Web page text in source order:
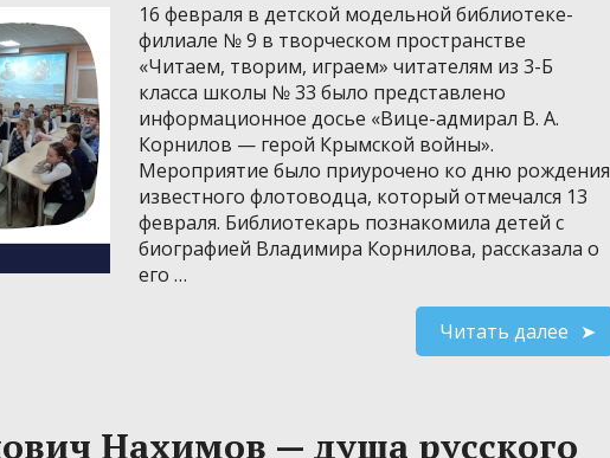
16 февраля в детской модельной библиотеке-
филиале № 9 в творческом пространстве
«Читаем, творим, играем» читателям из 3-Б
класса школы № 33 было представлено
информационное досье «Вице-адмирал В. А.
Корнилов — герой Крымской войны».
Мероприятие было приурочено ко дню рождения
известного флотоводца, который отмечался 13
февраля. Библиотекарь познакомила детей с
биографией Владимира Корнилова, рассказала о
его …
Читать далее
Нахимов — душа русского